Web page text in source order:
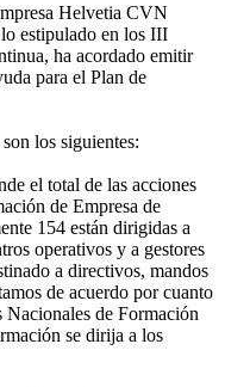
Helvetia CVN
estipulado en los III
ha acordado emitir
para el Plan de
los siguientes:
el total de las acciones
de Empresa de
154 están dirigidas a
operativos y a gestores
a directivos, mandos
de acuerdo por cuanto
de Formación
se dirija a los